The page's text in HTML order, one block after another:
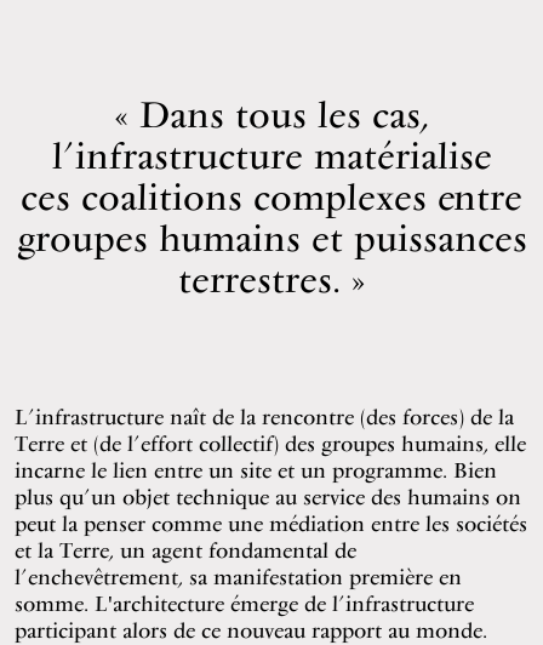
Dans tous les cas,
l’infrastructure matérialise
ces coalitions complexes entre
groupes humains et puissances
terrestres.
L’infrastructure naît de la rencontre (des forces) de la
Terre et (de l’effort collectif) des groupes humains, elle
incarne le lien entre un site et un programme. Bien
plus qu’un objet technique au service des humains on
peut la penser comme une médiation entre les sociétés
et la Terre, un agent fondamental de
l’enchevêtrement, sa manifestation première en
somme. L'architecture émerge de l’infrastructure
participant alors de ce nouveau rapport au monde.